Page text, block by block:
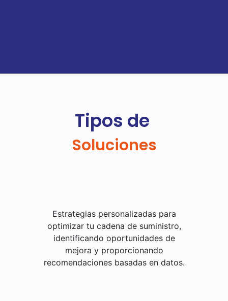
Tipos de
Soluciones
Estrategias personalizadas para
optimizar tu cadena de suministro,
identificando oportunidades de
mejora y proporcionando
recomendaciones basadas en datos.